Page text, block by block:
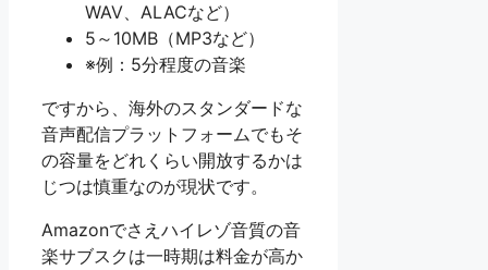
WAV、ALACなど）
5～10MB（MP3など）
※例：5分程度の音楽
ですから、海外のスタンダードな
音声配信プラットフォームでもそ
の容量をどれくらい開放するかは
じつは慎重なのが現状です。
Amazonでさえハイレゾ音質の音
楽サブスクは一時期は料金が高か